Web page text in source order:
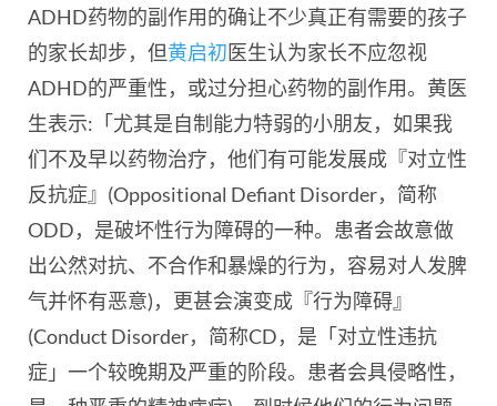
ADHD药物的副作用的确让不少真正有需要的孩子
的家长却步，但黄启初医生认为家长不应忽视
ADHD的严重性，或过分担心药物的副作用。黄医
生表示:「尤其是自制能力特弱的小朋友，如果我
们不及早以药物治疗，他们有可能发展成『对立性
反抗症』(Oppositional Defiant Disorder，简称
ODD，是破坏性行为障碍的一种。患者会故意做
出公然对抗、不合作和暴燥的行为，容易对人发脾
气并怀有恶意)，更甚会演变成 『行为障碍』
(Conduct Disorder，简称CD，是「对立性违抗
症」一个较晚期及严重的阶段。患者会具侵略性，